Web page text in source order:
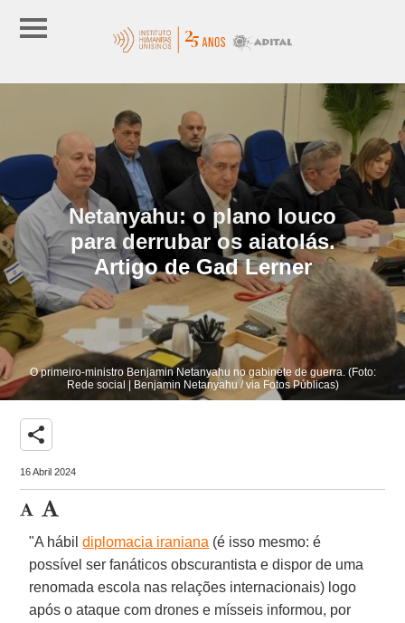
Netanyahu: o plano louco
para derrubar os aiatolás.
Artigo de Gad Lerner
O primeiro-ministro Benjamin Netanyahu no gabinete de guerra. (Foto:
Rede social | Benjamin Netanyahu / via Fotos Públicas)
share
16 Abril 2024
"A hábildiplomacia iraniana (é isso mesmo: é
possível ser fanáticos obscurantista e dispor de uma
renomada escola nas relações internacionais) logo
após o ataque com drones e mísseis informou, por